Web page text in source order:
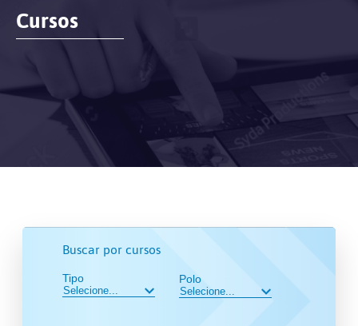
Cursos
Buscar por cursos
Tipo Polo